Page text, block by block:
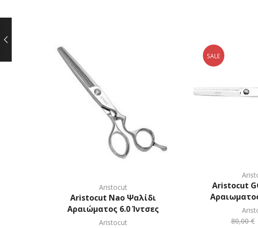
Aristocut
Aristocut Nao Ψαλίδι
Αραιώματος 6.0 Ίντσες
Aristocut
SALE
Aristocut
80,00€